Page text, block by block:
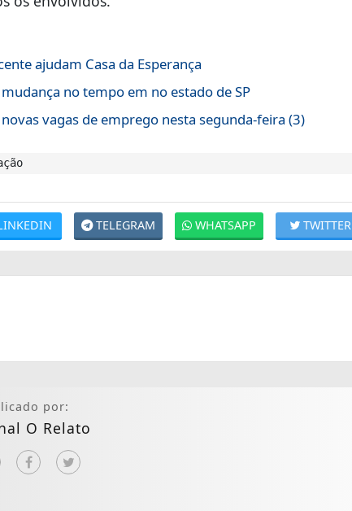
ajudam Casa da Esperança
no tempo em no estado de SP
vagas de emprego nesta segunda-feira (3)
TWITTER
WHATSAPP
TELEGRAM
por:
O Relato